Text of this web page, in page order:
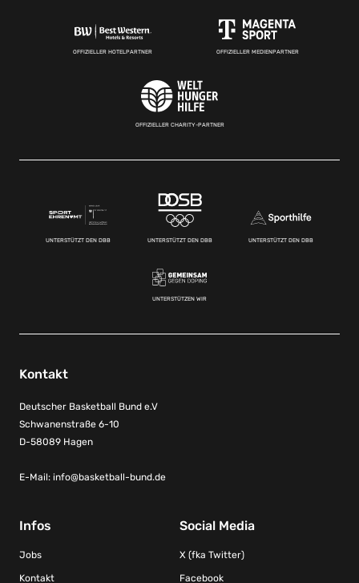
OFFIZIELLER HOTELPARTNER OFFIZIELLER MEDIENPARTNER
OFFIZIELLER CHARITY-PARTNER
UNTERSTÜTZT DEN DBB UNTERSTÜTZT DEN DBB UNTERSTÜTZT DEN DBB
UNTERSTÜTZEN WIR
Kontakt
Deutscher Basketball Bund e.V
Schwanenstraße 6-10
D-58089 Hagen
E-Mail: info@basketball-bund.de
Infos
Jobs
Kontakt
Social Media
X (fka Twitter)
Facebook